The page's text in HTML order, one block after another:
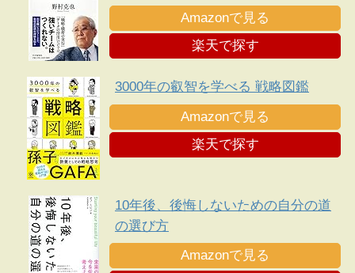
Amazonで見る
楽天で探す
3000年の叡智を学べる 戦略図鑑
Amazonで見る
楽天で探す
10年後、後悔しないための自分の道
の選び方
Amazonで見る